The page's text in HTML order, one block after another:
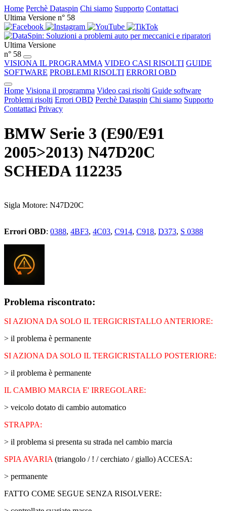
Home Perchè Dataspin Chi siamo Supporto Contattaci
Ultima Versione n° 58
Ultima Versione
n° 58
VISIONA IL PROGRAMMA VIDEO CASI RISOLTI GUIDE
SOFTWARE PROBLEMI RISOLTI ERRORI OBD
Home Visiona il programma Video casi risolti Guide software
Problemi risolti Errori OBD Perchè Dataspin Chi siamo Supporto
Contattaci Privacy
BMW Serie 3 (E90/E91
2005>2013) N47D20C
SCHEDA 112235
Sigla Motore: N47D20C
Errori OBD: 0388, 4BF3, 4C03, C914, C918, D373, S 0388
Problema riscontrato:
SI AZIONA DA SOLO IL TERGICRISTALLO ANTERIORE:
> il problema è permanente
SI AZIONA DA SOLO IL TERGICRISTALLO POSTERIORE:
> il problema è permanente
IL CAMBIO MARCIA E' IRREGOLARE:
> veicolo dotato di cambio automatico
STRAPPA:
> il problema si presenta su strada nel cambio marcia
SPIA AVARIA (triangolo / ! / cerchiato / giallo) ACCESA:
> permanente
FATTO COME SEGUE SENZA RISOLVERE: